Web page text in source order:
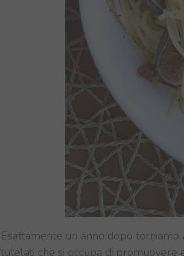
Esattamente un anno dopo torniamo
tutelati che si occupa di promuovere